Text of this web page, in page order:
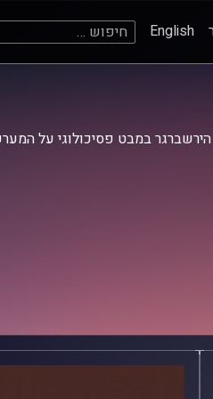
English חיפוש:
במבט פסיכולוגי על